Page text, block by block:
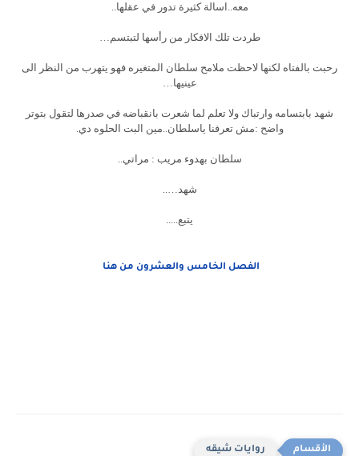
معه..اسالة كثيرة تدور في عقلها..
طردت تلك الافكار من رأسها لتبتسم…
رحبت بالفتاه لكنها لاحظت ملامح سلطان المتغيره فهو يتهرب من النظر الى
عينيها…
شهد بابتسامه وارتباك ولا تعلم لما شعرت بانقباضه في صدرها لتقول بتوتر
واضح :مش تعرفنا ياسلطان..مين البت الحلوه دي.
سلطان بهدوء مريب : مراتي..
شهد…..
يتبع.....
الفصل الخامس والعشرون من هنا
روايات شيقه